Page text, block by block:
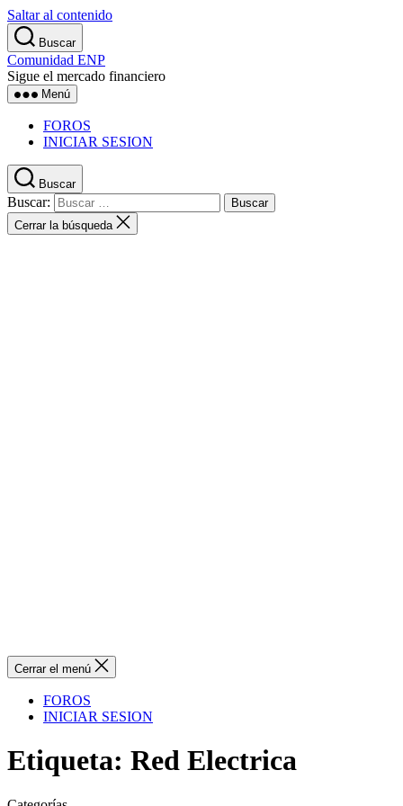
Saltar al contenido
Buscar
Comunidad ENP
Sigue el mercado financiero
Menú
FOROS
INICIAR SESION
Buscar
Buscar:
Cerrar la búsqueda
Cerrar el menú
FOROS
INICIAR SESION
Etiqueta: Red Electrica